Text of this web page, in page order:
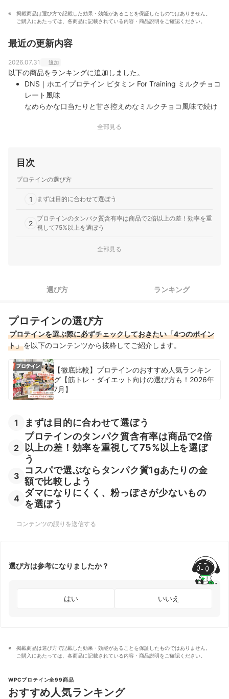
掲載商品は選び方で記載した効果・効能があることを保証したものではありません。
ご購入にあたっては、各商品に記載されている内容・商品説明をご確認ください。
最近の更新内容
2026.07.31 追加
以下の商品をランキングに追加しました。
DNS｜ホエイプロテイン ビタミン For Training ミルクチョコ
レート風味
なめらかな口当たりと甘さ控えめなミルクチョコ風味で続け
ルクチョコレート風味」は、タンパク質補給に加えてビタミ
す。口に含むとココア…
なめらかな口当たりのバナナ味で、低カロリーも魅力｜
Myproteinの「Essential プロテイン シェイク」は、コストパ
がけるホエイプロテインです。バナナミルクのフレーバー
で、水や牛乳に溶かして手軽に飲めます。毎日の一杯を無理
全部見る
目次
プロテインの選び方
1 まずは目的に合わせて選ぼう
2
プロテインのタンパク質含有率は商品で2倍以上の差！効率を重
視して75%以上を選ぼう
コスパで選ぶならタンパク質1gあたりの金額で比較しよう
WPCプロテイン全99商品おすすめ人気ランキング
WPCプロテインの売れ筋ランキングもチェック！
全部見る
選び方 ランキング
プロテインの選び方
プロテインを選ぶ際に必ずチェックしておきたい「4つのポイン
ト」を以下のコンテンツから抜粋してご紹介します。
【徹底比較】プロテインのおすすめ人気ランキン
グ【筋トレ・ダイエット向けの選び方も！2026年
7月】
1 まずは目的に合わせて選ぼう
2
プロテインのタンパク質含有率は商品で2倍
以上の差！効率を重視して75%以上を選ぼ
う
3
コスパで選ぶならタンパク質1gあたりの金
額で比較しよう
4
ダマになりにくく、粉っぽさが少ないもの
を選ぼう
コンテンツの誤りを送信する
選び方は参考になりましたか？
はい いいえ
掲載商品は選び方で記載した効果・効能があることを保証したものではありません。
ご購入にあたっては、各商品に記載されている内容・商品説明をご確認ください。
WPCプロテイン全99商品
おすすめ人気ランキング